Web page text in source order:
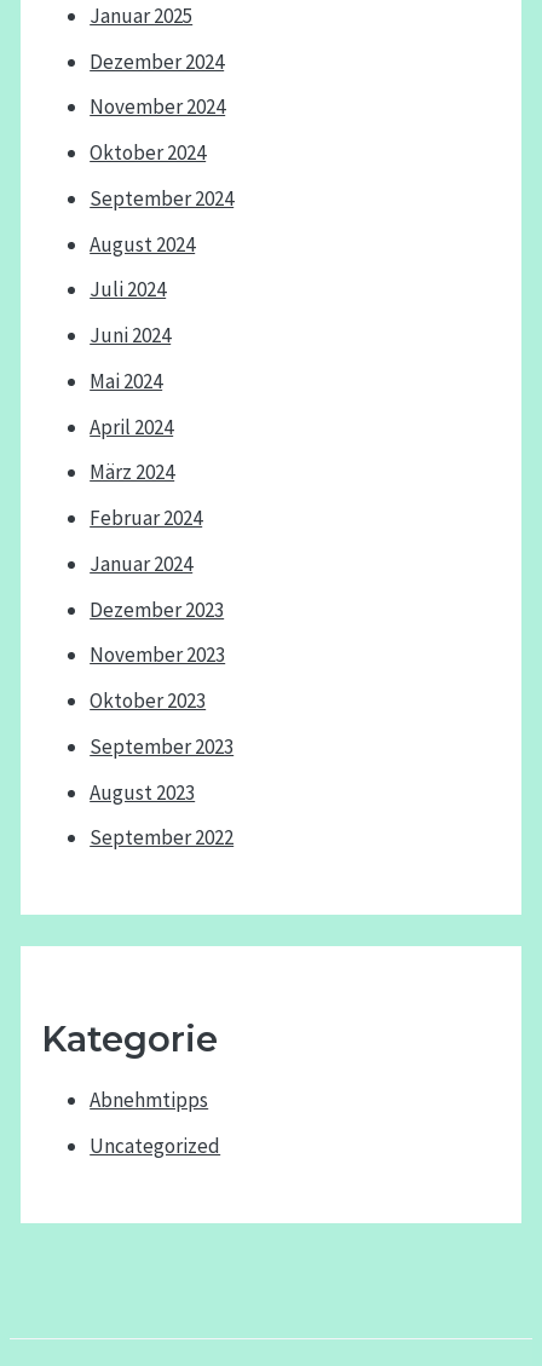
Januar 2025
Dezember 2024
November 2024
Oktober 2024
September 2024
August 2024
Juli 2024
Juni 2024
Mai 2024
April 2024
März 2024
Februar 2024
Januar 2024
Dezember 2023
November 2023
Oktober 2023
September 2023
August 2023
September 2022
Kategorie
Abnehmtipps
Uncategorized